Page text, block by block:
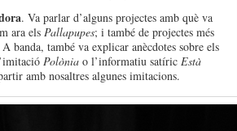
. Va parlar d’alguns projectes amb què va
ara els Pallapupes; i també de projectes més
banda, també va explicar anècdotes sobre els
Polòniao l’informatiu satíric Està
amb nosaltres algunes imitacions.